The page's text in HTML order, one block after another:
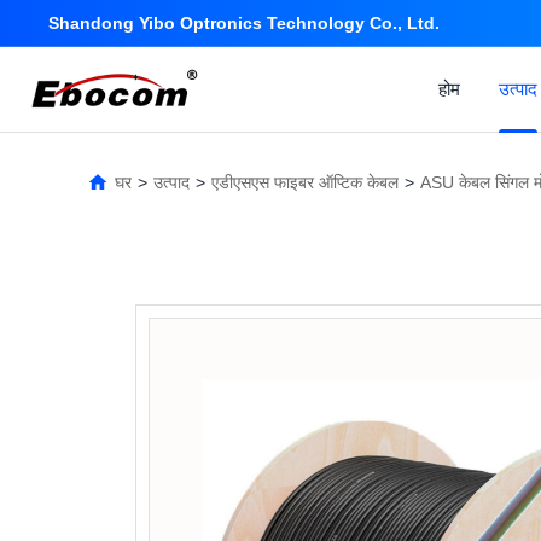
Shandong Yibo Optronics Technology Co., Ltd.
होम उत्पाद
घर > उत्पाद > एडीएसएस फाइबर ऑप्टिक केबल > ASU केबल सिंगल